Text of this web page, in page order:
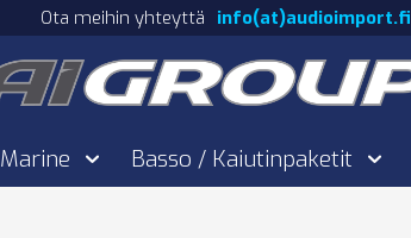
Ota meihin yhteyttä info(at)audioimport.fi
Marine Basso / Kaiutinpaketit